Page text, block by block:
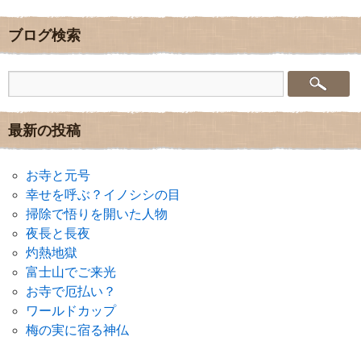
ブログ検索
最新の投稿
お寺と元号
幸せを呼ぶ？イノシシの目
掃除で悟りを開いた人物
夜長と長夜
灼熱地獄
富士山でご来光
お寺で厄払い？
ワールドカップ
梅の実に宿る神仏